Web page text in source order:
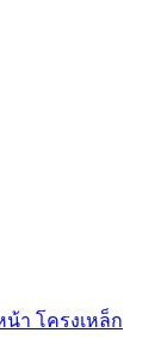
า โครงเหล็ก